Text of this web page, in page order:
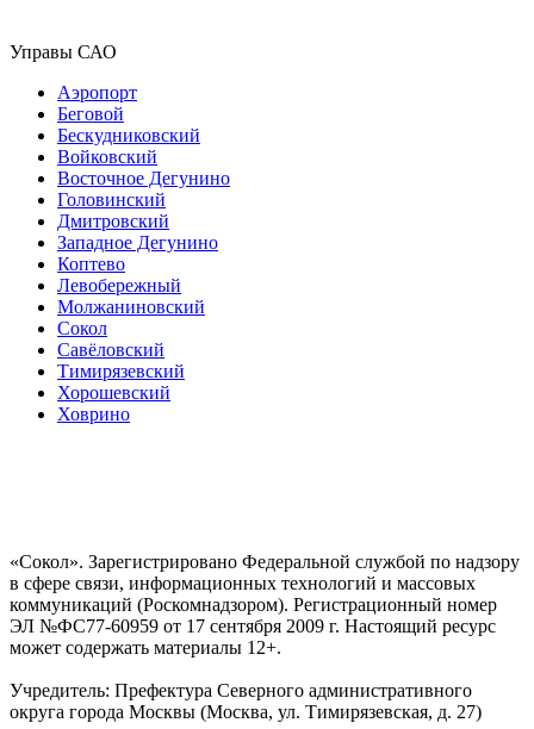
Управы САО
Аэропорт
Беговой
Бескудниковский
Войковский
Восточное Дегунино
Головинский
Дмитровский
Западное Дегунино
Коптево
Левобережный
Молжаниновский
Сокол
Савёловский
Тимирязевский
Хорошевский
Ховрино
«Сокол». Зарегистрировано Федеральной службой по надзору
в сфере связи, информационных технологий и массовых
коммуникаций (Роскомнадзором). Регистрационный номер
ЭЛ №ФС77-60959 от 17 сентября 2009 г. Настоящий ресурс
может содержать материалы 12+.
Учредитель: Префектура Северного административного
округа города Москвы (Москва, ул. Тимирязевская, д. 27)